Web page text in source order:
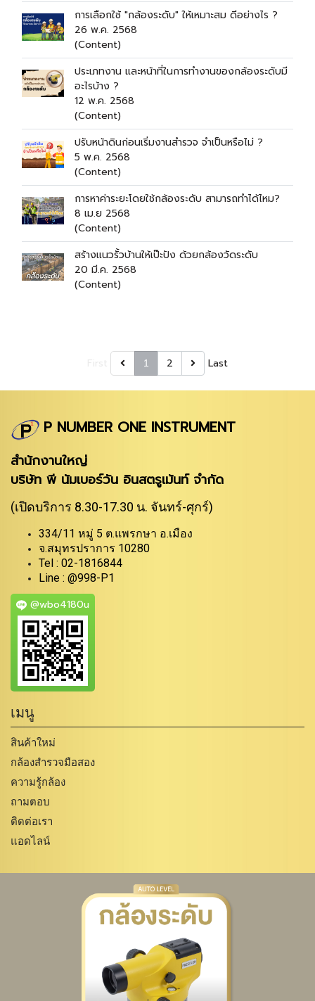
การเลือกใช้ "กล้องระดับ" ให้เหมาะสม ดีอย่างไร ?
26 พ.ค. 2568
(Content)
ประเภทงาน และหน้าที่ในการทำงานของกล้องระดับมี
อะไรบ้าง ?
12 พ.ค. 2568
(Content)
ปรับหน้าดินก่อนเริ่มงานสำรวจ จำเป็นหรือไม่ ?
5 พ.ค. 2568
(Content)
การหาค่าระยะโดยใช้กล้องระดับ สามารถทำได้ไหม?
8 เม.ย 2568
(Content)
สร้างแนวรั้วบ้านให้เป๊ะปัง ด้วยกล้องวัดระดับ
20 มี.ค. 2568
(Content)
1 2 Last
P NUMBER ONE INSTRUMENT
สำนักงานใหญ่
บริษัท พี นัมเบอร์วัน อินสตรูเม้นท์ จำกัด
(เปิดบริการ 8.30-17.30 น. จันทร์-ศุกร์)
334/11 หมู่ 5 ต.แพรกษา อ.เมือง
จ.สมุทรปราการ 10280
Tel : 02-1816844
Line : @998-P1
@wbo4180u
เมนู
สินค้าใหม่
กล้องสำรวจมือสอง
ความรู้กล้อง
ถามตอบ
ติดต่อเรา
แอดไลน์